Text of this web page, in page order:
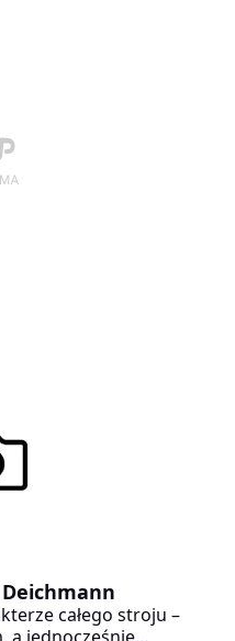
całego stroju –